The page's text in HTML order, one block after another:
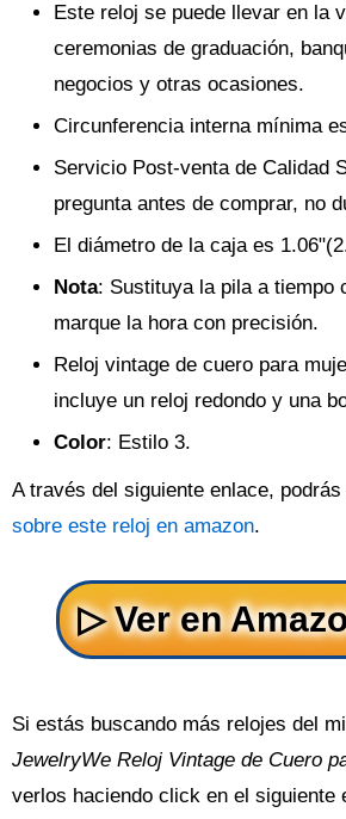
Este reloj se puede llevar en la
ceremonias de graduación,
negocios y otras ocasiones.
Circunferencia interna mínima
Servicio Post-venta de Calidad
pregunta antes de comprar, no
El diámetro de la caja es
Nota: Sustituya la pila a tiempo
marque la hora con precisión.
Reloj vintage de cuero para
incluye un reloj redondo y una
Color: Estilo 3.
A través del siguiente enlace,
sobre este reloj en amazon.
Si estás buscando más relojes del
JewelryWe Reloj Vintage de Cuero
verlos haciendo click en el siguiente